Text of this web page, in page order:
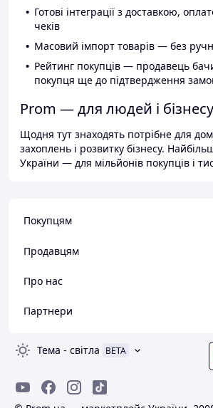
Готові інтеграції з доставкою,
чеків
Масовий імпорт товарів — без
Рейтинг покупців — продавець
покупця ще до підтвердження
Prom — для людей і бізнесу
Щодня тут знаходять потрібне для
захоплень і розвитку бізнесу.
України — для мільйонів покупців і
Покупцям
Продавцям
Про нас
Партнери
Тема - світла BETA